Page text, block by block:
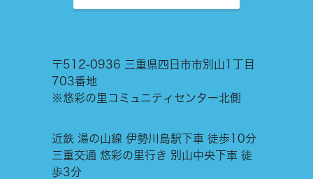
〒512-0936 三重県四日市市別山1丁目
703番地
※悠彩の里コミュニティセンター北側
近鉄 湯の山線 伊勢川島駅下車 徒歩10分
三重交通 悠彩の里行き 別山中央下車 徒
歩3分